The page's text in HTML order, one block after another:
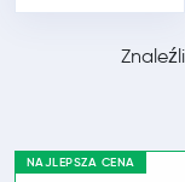
NAJLEPSZA CENA